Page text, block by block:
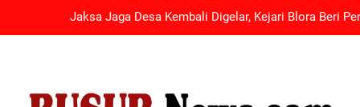
Jaksa Jaga Desa Kembali Digelar, Kejari Blora Beri